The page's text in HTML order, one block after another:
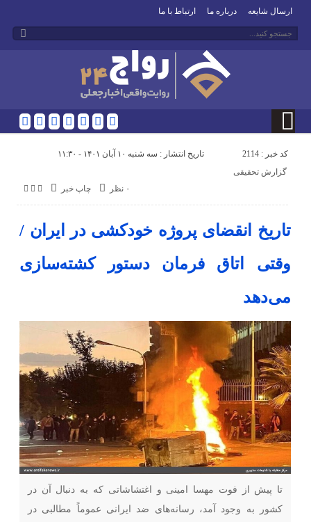
ارسال شایعه درباره ما ارتباط با ما
کد خبر : 2114 تاریخ انتشار : سه شنبه ۱۰ آبان ۱۴۰۱ - ۱۱:۳۰
چاپ خبر ۰ نظر
گزارش تحقیقی
تاریخ انقضای پروژه خودکشی در ایران /
وقتی اتاق فرمان دستور کشته‌سازی
می‌دهد
تا پیش از فوت مهسا امینی و اغتشاشاتی که به دنبال آن در
کشور به وجود آمد، رسانه‌های ضد ایرانی عموماً مطالبی در